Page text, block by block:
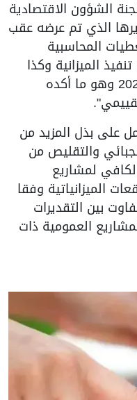
الشؤون الاقتصادية
الذي تم عرضه عقب
المحاسبية
الميزانية وكذا
عمليات الخزينة للسنة المالية 2023 وهو ما أكده
على بذل المزيد من
والتقليص من
لمشاريع
الميزانياتية وفقا
بين التقديرات
العمومية ذات